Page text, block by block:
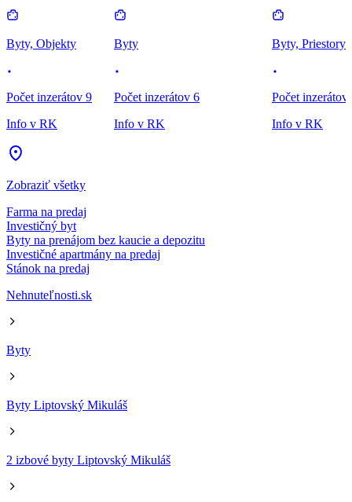
Byty, Objekty
Počet inzerátov 9
Info v RK
Byty
Počet inzerátov 6
Info v RK
Byty, Priestory
Počet inzerátov
Info v RK
Zobraziť všetky
Farma na predaj
Investičný byt
Byty na prenájom bez kaucie a depozitu
Investičné apartmány na predaj
Stánok na predaj
Nehnuteľnosti.sk
Byty
Byty Liptovský Mikuláš
2 izbové byty Liptovský Mikuláš